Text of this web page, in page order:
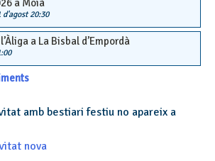
a Moià
d'agost 20:30
a La Bisbal d’Empordà
amb bestiari festiu no apareix a
nova